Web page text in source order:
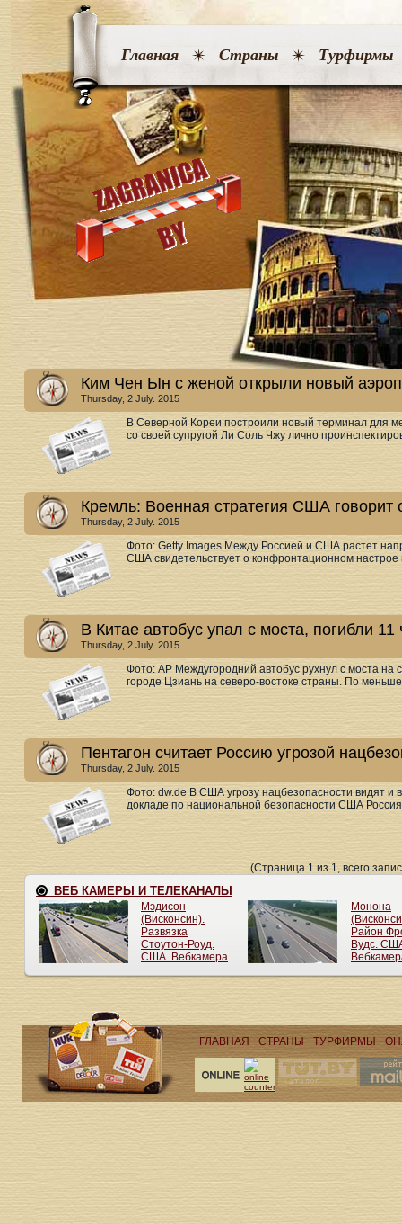
Главная Страны Турфирмы
Ким Чен Ын с женой открыли новый
Thursday, 2 July. 2015
В Северной Кореи построили новый терминал для
со своей супругой Ли Соль Чжу лично
Кремль: Военная стратегия США говорит
Thursday, 2 July. 2015
Фото: Getty Images Между Россией и США растет
США свидетельствует о конфронтационном настрое
В Китае автобус упал с моста, погибли 11
Thursday, 2 July. 2015
Фото: AP Междугородний автобус рухнул с моста
городе Цзиань на северо-востоке страны. По
Пентагон считает Россию угрозой
Thursday, 2 July. 2015
Фото: dw.de В США угрозу нацбезопасности видят
докладе по национальной безопасности США Россия
(Страница 1 из 1, всего
ГЛАВНАЯ СТРАНЫ ТУРФИРМЫ